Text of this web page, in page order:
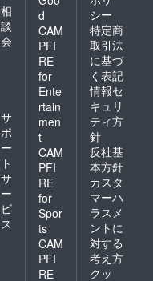
相
談
会
サ
ポ
ー
ト
サ
ー
ビ
ス
d
CAM
PFI
RE
for
Ente
rtain
men
t
CAM
PFI
RE
for
Spor
ts
CAM
PFI
RE
シー
特定商
取引法
に基づ
く表記
情報セ
キュリ
ティ方
針
反社基
本方針
カスタ
マーハ
ラスメ
ントに
対する
考え方
クッ